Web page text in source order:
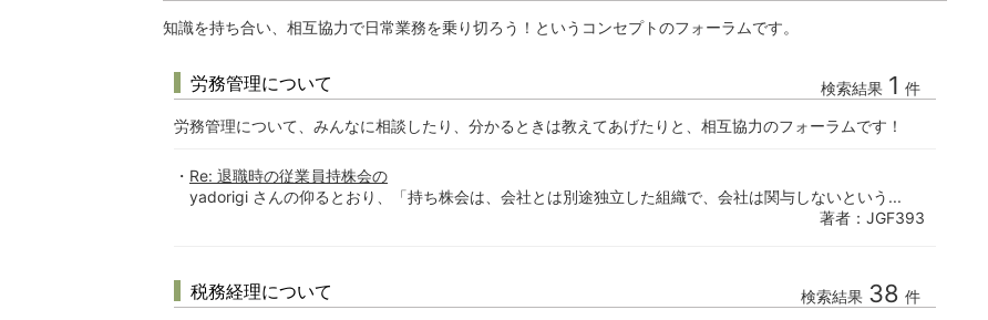
知識を持ち合い、相互協力で日常業務を乗り切ろう！というコンセプトのフォーラムです。
労務管理について 検索結果 1 件
労務管理について、みんなに相談したり、分かるときは教えてあげたりと、相互協力のフォーラムです！
Re: 退職時の従業員持株会の
yadorigi さんの仰るとおり、「持ち株会は、会社とは別途独立した組織で、会社は関与しないという...
著者：JGF393
税務経理について 検索結果 38 件